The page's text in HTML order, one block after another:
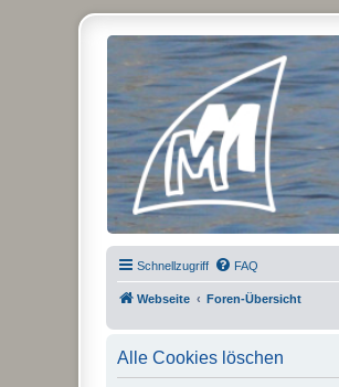
Micro Magic Forum
Schnellzugriff FAQ
Webseite Foren-Übersicht
Alle Cookies löschen